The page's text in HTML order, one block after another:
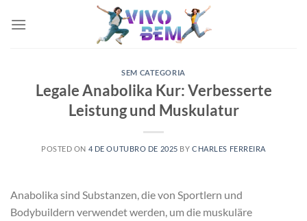
SEM CATEGORIA
Legale Anabolika Kur: Verbesserte
Leistung und Muskulatur
POSTED ON 4 DE OUTUBRO DE 2025 BYCHARLES FERREIRA
Anabolika sind Substanzen, die von Sportlern und
Bodybuildern verwendet werden, um die muskuläre